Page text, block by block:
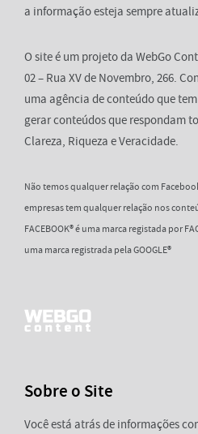
a informação esteja sempre
O site é um projeto da WebGo
02 – Rua XV de Novembro, 266.
uma agência de conteúdo que
gerar conteúdos que respondam
Clareza, Riqueza e Veracidade.
Não temos qualquer relação com
empresas tem qualquer relação nos
FACEBOOK® é uma marca registada por
uma marca registrada pela GOOGLE®
Sobre o Site
Você está atrás de informações